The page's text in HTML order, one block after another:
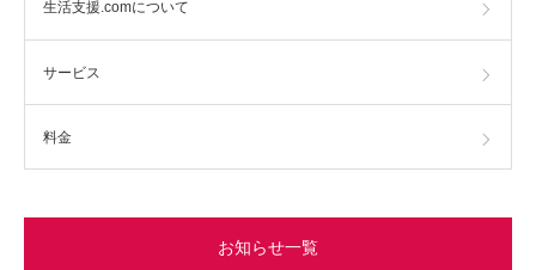
生活支援.comについて
サービス
料金
お知らせ一覧